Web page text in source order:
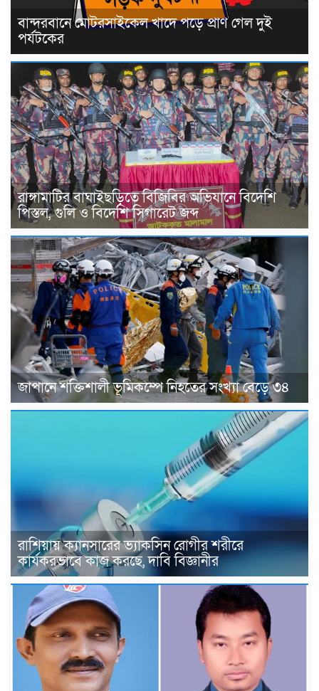
বান্দরবানে মোটরসাইকেল খাদে পড়ে প্রাণ গেল দুই
পর্যটকের
রাঙ্গামাটির বাঘাইছড়িতে বিজিবির অভিযানে বিদেশি
পিস্তল, গুলি ও বিদেশি সিগারেট জব্দ
জাপানে শক্তিশালী ভূমিকম্পে নিহতের সংখ্যা বেড়ে ৩৪
রাশিয়ায় ক্যানসারের ভ্যাকসিন রোগীর শরীরে
কার্যকরভাবে কাজ করছে, দাবি বিজ্ঞানীর